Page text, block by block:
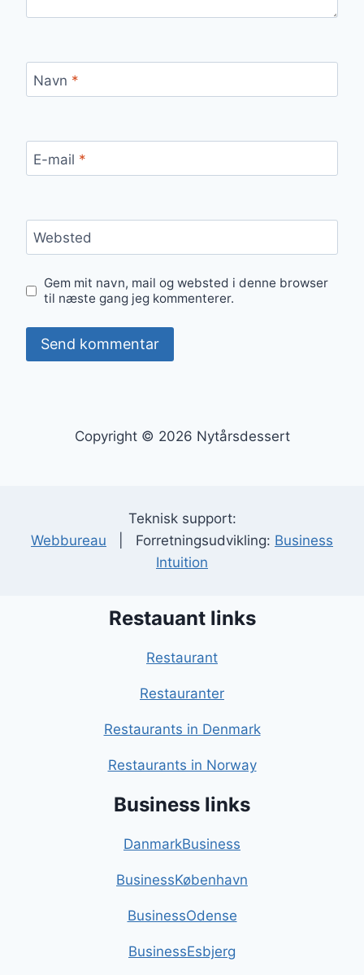
Navn *
E-mail *
Websted
Gem mit navn, mail og websted i denne browser
til næste gang jeg kommenterer.
Copyright © 2026 Nytårsdessert
Teknisk support:
Webbureau | Forretningsudvikling: Business
Intuition
Restauant links
Restaurant
Restauranter
Restaurants in Denmark
Restaurants in Norway
Business links
DanmarkBusiness
BusinessKøbenhavn
BusinessOdense
BusinessEsbjerg